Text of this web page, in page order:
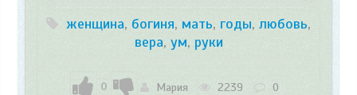
женщина, богиня, мать, годы, любовь,
вера, ум, руки
0 Мария 2239 0